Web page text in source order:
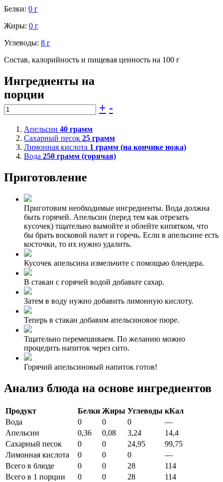
Белки: 0 г
Жиры: 0 г
Углеводы: 8 г
Состав, калорийность и пищевая ценность на 100 г
Ингредиенты на
порции
+ -
Апельсин 40 грамм
Сахарный песок 25 грамм
Лимонная кислота 1 грамм (на кончике ножа)
Вода 250 грамм (горячая)
Приготовление
Приготовим необходимые ингредиенты. Вода должна
быть горячей. Апельсин (перед тем как отрезать
кусочек) тщательно вымойте и облейте кипятком, что
бы брать восковой налет и горечь. Если в апельсине есть
косточки, то их нужно удалить.
Кусочек апельсина измельчите с помощью блендера.
В стакан с горячей водой добавьте сахар.
Затем в воду нужно добавить лимонную кислоту.
Теперь в стакан добавим апельсиновое пюре.
Тщательно перемешиваем. По желанию можно
процедить напиток через сито.
Горячий апельсиновый напиток готов!
Анализ блюда на основе ингредиентов
Продукт Белки Жиры Углеводы кКал
Вода
0 0 0
—
Апельсин
0,36 0,08 3,24
14,4
Сахарный песок
0 0 24,95
99,75
Лимонная кислота
0 0 0
—
Всего в блюде
0 0 28
114
Всего в 1 порции
0 0 28
114